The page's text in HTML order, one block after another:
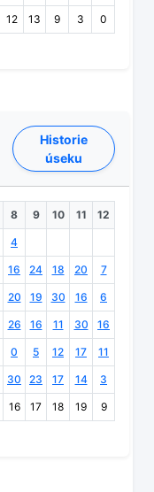
12 13 9 3 0
Historie
úseku
8 9 10 11 12
4
16 24 18 20 7
20 19 30 16 6
26 16 11 30 16
0 5 12 17 11
30 23 17 14 3
16 17 18 19 9